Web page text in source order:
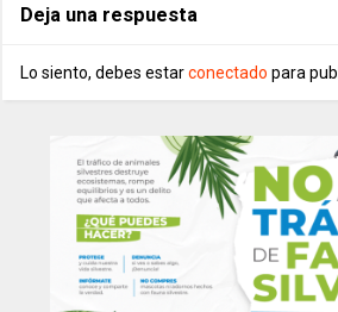
Deja una respuesta
Lo siento, debes estarconectado para